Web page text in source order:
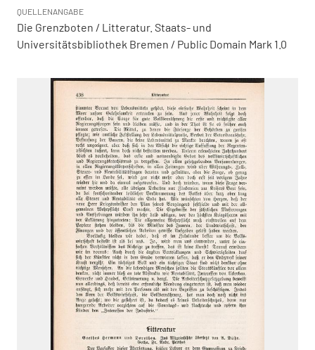
QUELLENANGABE
Die Grenzboten / Litteratur. Staats- und
Universitätsbibliothek Bremen / Public Domain Mark 1.0